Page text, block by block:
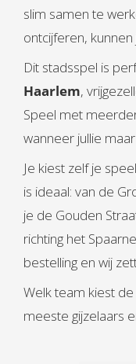
slim samen te
ontcijferen,
Dit stadsspel is
Haarlem,
Speel met
wanneer jullie
Je kiest zelf je
is ideaal: van de
je de Gouden
richting het
bestelling en wij
Welk team kiest
meeste gijzelaars